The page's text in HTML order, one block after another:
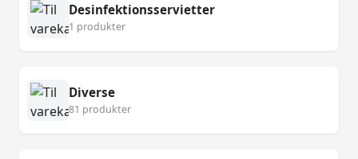
Desinfektionsservietter
1 produkter
Diverse
81 produkter